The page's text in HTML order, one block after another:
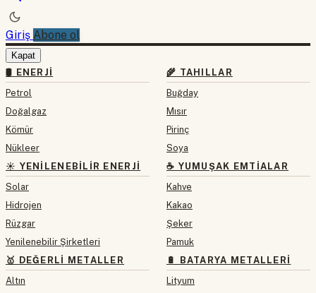
Giriş Abone ol
Kapat
🛢 ENERJI
Petrol
Doğalgaz
Kömür
Nükleer
☀️ YENILENEBILIR ENERJI
Solar
Hidrojen
Rüzgar
Yenilenebilir Şirketleri
🥇 DEĞERLI METALLER
Altın
🌾 TAHILLAR
Buğday
Mısır
Pirinç
Soya
☕ YUMUŞAK EMTIALAR
Kahve
Kakao
Şeker
Pamuk
🔋 BATARYA METALLERI
Lityum